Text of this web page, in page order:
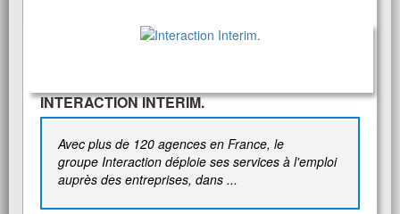
INTERACTION INTERIM.
Avec plus de 120 agences en France, le
groupe Interaction déploie ses services à l'emploi
auprès des entreprises, dans ...